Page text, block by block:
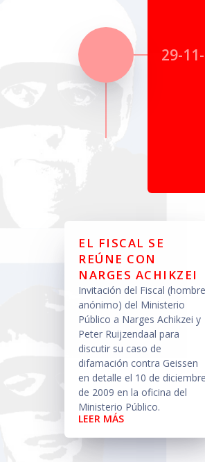
29-
EL FISCAL SE
REÚNE CON
NARGES ACHIKZEI
Invitación del Fiscal (hombre
anónimo) del Ministerio
Público a Narges Achikzei y
Peter Ruijzendaal para
discutir su caso de
difamación contra Geissen
en detalle el 10 de
de 2009 en la oficina del
Ministerio Público.
LEER MÁS